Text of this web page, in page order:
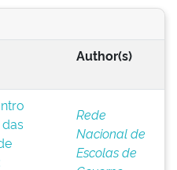
Author(s)
Rede
Nacional de
Escolas de